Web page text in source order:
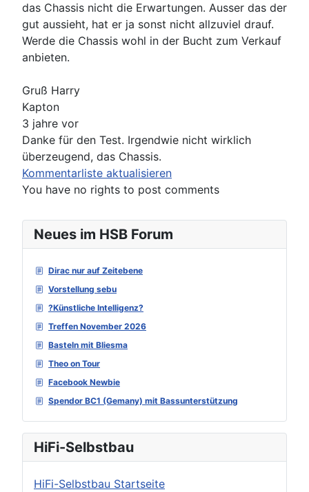
Neues im HSB Forum
Dirac nur auf Zeitebene
Vorstellung sebu
?Künstliche Intelligenz?
Treffen November 2026
Basteln mit Bliesma
Theo on Tour
Facebook Newbie
Spendor BC1 (Gemany) mit Bassunterstützung
HiFi-Selbstbau
HiFi-Selbstbau Startseite
das Chassis nicht die Erwartungen. Ausser das der
gut aussieht, hat er ja sonst nicht allzuviel drauf.
Werde die Chassis wohl in der Bucht zum Verkauf
anbieten.
Gruß Harry
Kapton
3 jahre vor
Danke für den Test. Irgendwie nicht wirklich
überzeugend, das Chassis.
Kommentarliste aktualisieren
You have no rights to post comments